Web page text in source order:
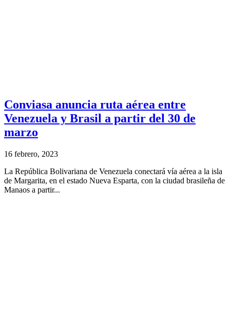
Conviasa anuncia ruta aérea entre
Venezuela y Brasil a partir del 30 de
marzo
16 febrero, 2023
La República Bolivariana de Venezuela conectará vía aérea a la isla
de Margarita, en el estado Nueva Esparta, con la ciudad brasileña de
Manaos a partir...